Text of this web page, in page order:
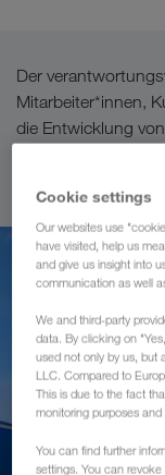
Der
Mitarbeiter*innen,
die Entwicklung
Cookie settings
Our websites use
have visited, help us
and give us insight into
communication as well
We and third-party
data. By clicking on
used not only by us, but
LLC. Compared to
This is due to the fact
monitoring purposes
You can find further
settings. You can